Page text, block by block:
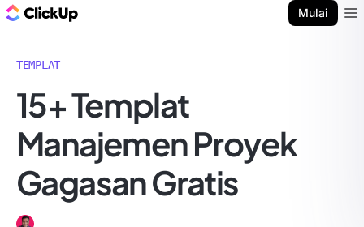
Mulai
TEMPLAT
15+ Templat
Manajemen Proyek
Gagasan Gratis